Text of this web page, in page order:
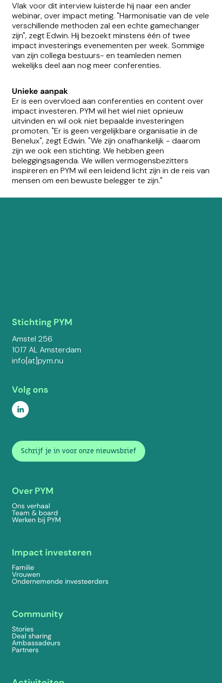
Vlak voor dit interview luisterde hij naar een ander
webinar, over impact meting. "Harmonisatie van de vele
verschillende methoden zal een echte gamechanger
zijn", zegt Edwin. Hij bezoekt minstens één of twee
impact investerings evenementen per week. Sommige
van zijn collega bestuurs- en teamleden nemen
wekelijks deel aan nog meer conferenties.
Unieke aanpak
Er is een overvloed aan conferenties en content over
impact investeren. PYM wil het wiel niet opnieuw
uitvinden en wil ook niet bepaalde investeringen
promoten. "Er is geen vergelijkbare organisatie in de
Benelux", zegt Edwin. "We zijn onafhankelijk - daarom
zijn we ook een stichting. We hebben geen
beleggingsagenda. We willen vermogensbezitters
inspireren en PYM wil een leidend licht zijn in de reis van
mensen om een bewuste belegger te zijn."
Stichting PYM
Amstel 256
1017 AL Amsterdam
info[at]pym.nu
Volg ons
Schrijf je in voor onze nieuwsbrief
Over PYM
Ons verhaal
Team & board
Werken bij PYM
Impact investeren
Familie
Vrouwen
Ondernemende investeerders
Community
Stories
Deal sharing
Ambassadeurs
Partners